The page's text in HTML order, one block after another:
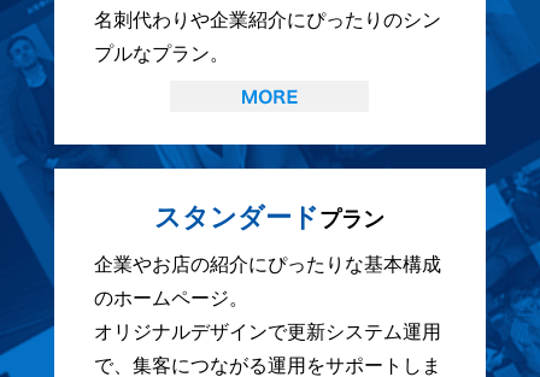
名刺代わりや企業紹介にぴったりのシン
プルなプラン。
スタンダードプラン
企業やお店の紹介にぴったりな基本構成
のホームページ。
オリジナルデザインで更新システム運用
で、集客につながる運用をサポートしま